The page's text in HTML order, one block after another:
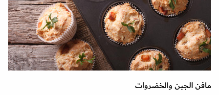
مافن الجبن والخضروات